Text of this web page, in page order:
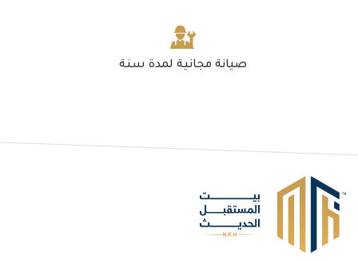
صيانة مجانية لمدة سنة